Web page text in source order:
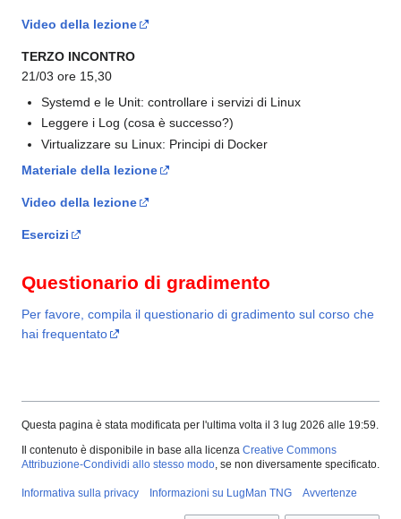
Video della lezione
TERZO INCONTRO
21/03 ore 15,30
Systemd e le Unit: controllare i servizi di Linux
Leggere i Log (cosa è successo?)
Virtualizzare su Linux: Principi di Docker
Materiale della lezione
Video della lezione
Esercizi
Questionario di gradimento
Per favore, compila il questionario di gradimento sul corso che
hai frequentato
Questa pagina è stata modificata per l'ultima volta il 3 lug 2026 alle 19:59.
Il contenuto è disponibile in base alla licenza Creative Commons
Attribuzione-Condividi allo stesso modo, se non diversamente specificato.
Informativa sulla privacy Informazioni su LugMan TNG Avvertenze